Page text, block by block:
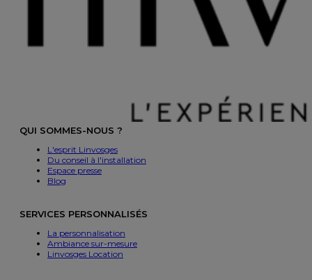
QUI SOMMES-NOUS ?
L'esprit Linvosges
Du conseil à l'installation
Espace presse
Blog
SERVICES PERSONNALISÉS
La personnalisation
Ambiance sur-mesure
Linvosges Location